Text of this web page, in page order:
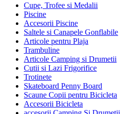
Cupe, Trofee si Medalii
Piscine
Accesorii Piscine
Saltele si Canapele Gonflabile
Articole pentru Plaja
Trambuline
Articole Camping si Drumetii
Cutii si Lazi Frigorifice
Trotinete
Skateboard Penny Board
Scaune Copii pentru Bicicleta
Accesorii Bicicleta